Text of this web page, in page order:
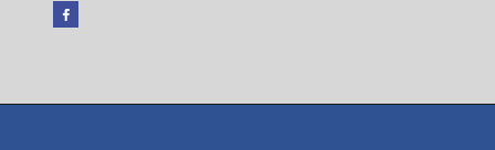
Facebook
się